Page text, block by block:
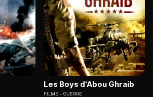
Les Boys d'Abou Ghraib
FILMS GUERRE